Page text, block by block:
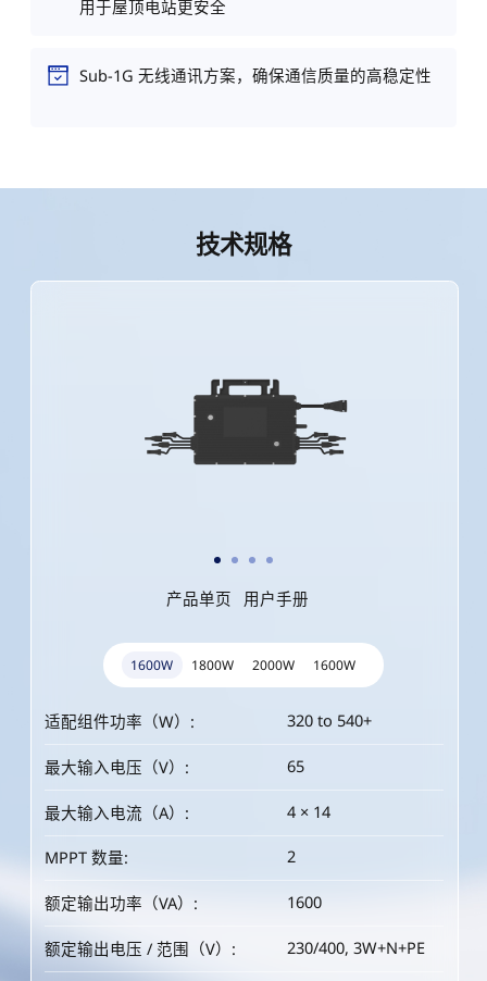
用于屋顶电站更安全
Sub-1G 无线通讯方案，确保通信质量的高稳定性
技术规格
产品单页 用户手册
1600W 1800W 2000W 1600W
适配组件功率（W）: 320 to 540+
最大输入电压（V）: 65
最大输入电流（A）: 4 × 14
MPPT 数量: 2
额定输出功率（VA）: 1600
额定输出电压 / 范围（V）: 230/400, 3W+N+PE
适配组件功率（W）: 360 to 600+
最大输入电压（V）: 65
最大输入电流（A）: 4 × 15
MPPT 数量: 2
额定输出功率（VA）: 1800
额定输出电压 / 范围（V）: 230/400, 3W+N+PE
适配组件功率（W）: 400 to 670+
最大输入电压（V）: 65
最大输入电流（A）: 4 × 16
MPPT 数量: 2
额定输出功率（VA）: 2000
额定输出电压 / 范围（V）: 230/400, 3W+N+PE
适配组件功率（W）: 320 to 540+
最大输入电压（V）: 65
最大输入电流（A）: 4 × 14
MPPT 数量: 2
额定输出功率（VA）: 1600
额定输出电压 / 范围（V）: 230/400, 3W+N+PE